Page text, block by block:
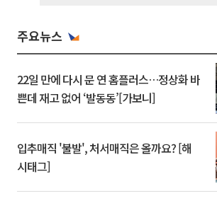
주요뉴스
22일 만에 다시 문 연 홈플러스…정상화 바
쁜데 재고 없어 ‘발동동’[가보니]
입추매직 '불발', 처서매직은 올까요? [해
시태그]